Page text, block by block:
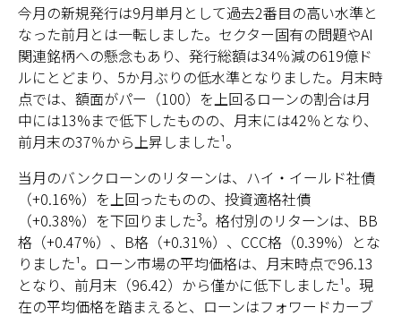
今月の新規発行は9月単月として過去2番目の高い水準と
なった前月とは一転しました。セクター固有の問題やAI
関連銘柄への懸念もあり、発行総額は34％減の619億ド
ルにとどまり、5か月ぶりの低水準となりました。月末時
点では、額面がパー（100）を上回るローンの割合は月
中には13%まで低下したものの、月末には42％となり、
前月末の37％から上昇しました¹。
当月のバンクローンのリターンは、ハイ・イールド社債
（+0.16%）を上回ったものの、投資適格社債
（+0.38%）を下回りました3。格付別のリターンは、BB
格（+0.47%）、B格（+0.31%）、CCC格（0.39%）とな
りました¹。ローン市場の平均価格は、月末時点で96.13
となり、前月末（96.42）から僅かに低下しました¹。現
在の平均価格を踏まえると、ローンはフォワードカーブ